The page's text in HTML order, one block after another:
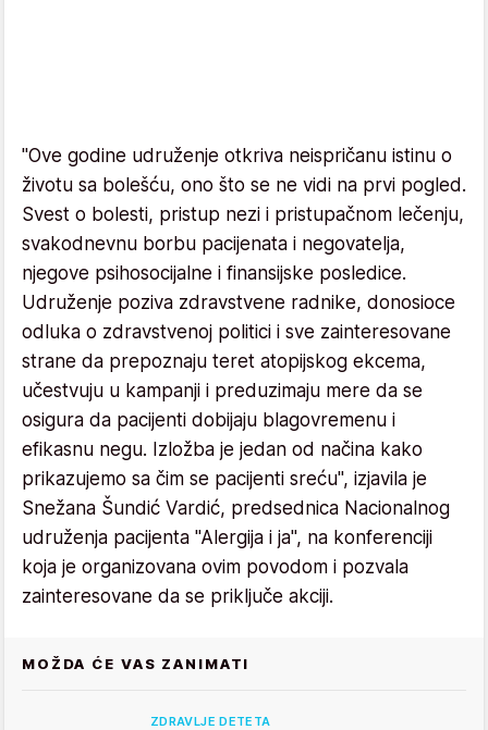
"Ove godine udruženje otkriva neispričanu istinu o
životu sa bolešću, ono što se ne vidi na prvi pogled.
Svest o bolesti, pristup nezi i pristupačnom lečenju,
svakodnevnu borbu pacijenata i negovatelja,
njegove psihosocijalne i finansijske posledice.
Udruženje poziva zdravstvene radnike, donosioce
odluka o zdravstvenoj politici i sve zainteresovane
strane da prepoznaju teret atopijskog ekcema,
učestvuju u kampanji i preduzimaju mere da se
osigura da pacijenti dobijaju blagovremenu i
efikasnu negu. Izložba je jedan od načina kako
prikazujemo sa čim se pacijenti sreću", izjavila je
Snežana Šundić Vardić, predsednica Nacionalnog
udruženja pacijenta "Alergija i ja", na konferenciji
koja je organizovana ovim povodom i pozvala
zainteresovane da se priključe akciji.
MOŽDA ĆE VAS ZANIMATI
ZDRAVLJE DETETA